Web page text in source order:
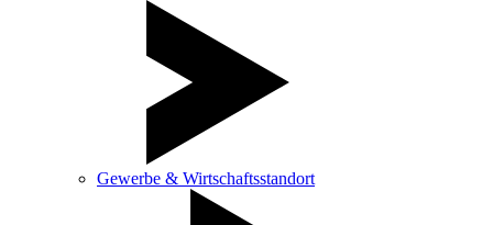
Gewerbe & Wirtschaftsstandort